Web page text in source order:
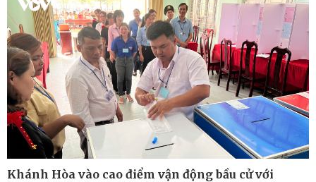
Thế giới
Quan sát
Cuộc sống đó đây
Hồ sơ
Multimedia
Ảnh
Video
E-Magazine
Khánh Hòa vào cao điểm vận động bầu cử với